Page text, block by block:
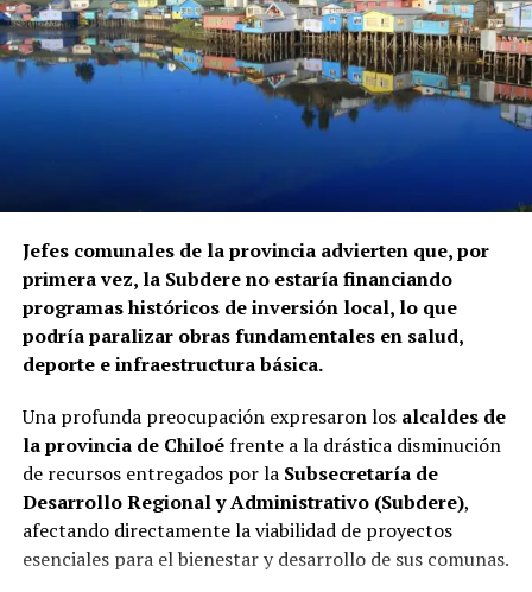
Jefes comunales de la provincia advierten que, por
primera vez, la Subdere no estaría financiando
programas históricos de inversión local, lo que
podría paralizar obras fundamentales en salud,
deporte e infraestructura básica.
Una profunda preocupación expresaron los alcaldes de
la provincia de Chiloéfrente a la drástica disminución
de recursos entregados por la Subsecretaría de
Desarrollo Regional y Administrativo (Subdere),
afectando directamente la viabilidad de proyectos
esenciales para el bienestar y desarrollo de sus comunas.